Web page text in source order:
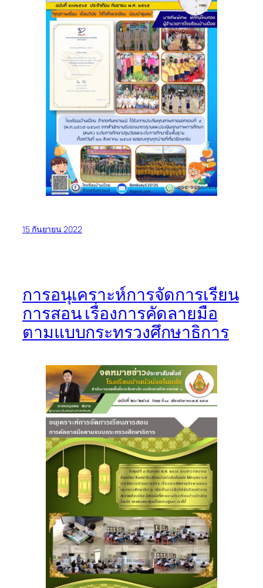
15 กันยายน 2022
การอนุเคราะห์การจัดการเรียน
การสอน เรื่องการคัดลายมือ
ตามแบบกระทรวงศึกษาธิการ